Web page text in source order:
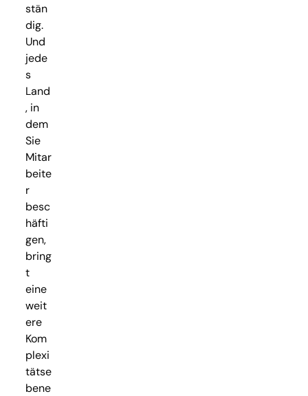
stän
dig.
Und
jede
s
Land
, in
dem
Sie
Mitar
beite
r
besc
häfti
gen,
bring
t
eine
weit
ere
Kom
plexi
tätse
bene